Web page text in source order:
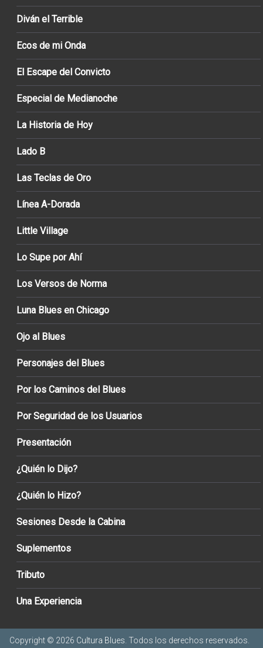
Diván el Terrible
Ecos de mi Onda
El Escape del Convicto
Especial de Medianoche
La Historia de Hoy
Lado B
Las Teclas de Oro
Línea A-Dorada
Little Village
Lo Supe por Ahí
Los Versos de Norma
Luna Blues en Chicago
Ojo al Blues
Personajes del Blues
Por los Caminos del Blues
Por Seguridad de los Usuarios
Presentación
¿Quién lo Dijo?
¿Quién lo Hizo?
Sesiones Desde la Cabina
Suplementos
Tributo
Una Experiencia
Copyright © 2026 Cultura Blues . Todos los derechos reservados.